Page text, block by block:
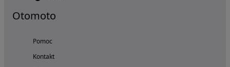
Otomoto
Pomoc
Kontakt